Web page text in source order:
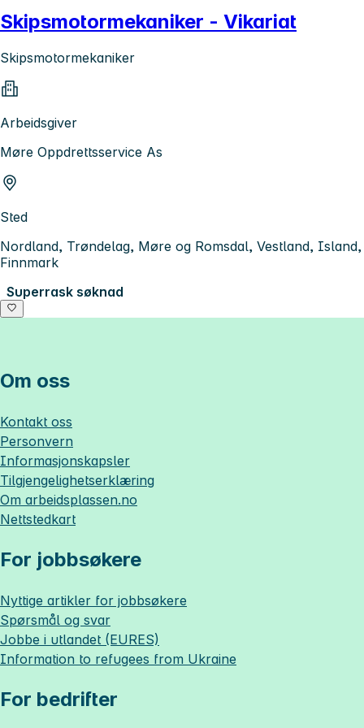
Skipsmotormekaniker - Vikariat
Skipsmotormekaniker
Arbeidsgiver
Møre Oppdrettsservice As
Sted
Nordland, Trøndelag, Møre og Romsdal, Vestland, Island,
Finnmark
Superrask søknad
Om oss
Kontakt oss
Personvern
Informasjonskapsler
Tilgjengelighetserklæring
Om arbeidsplassen.no
Nettstedkart
For jobbsøkere
Nyttige artikler for jobbsøkere
Spørsmål og svar
Jobbe i utlandet (EURES)
Information to refugees from Ukraine
For bedrifter